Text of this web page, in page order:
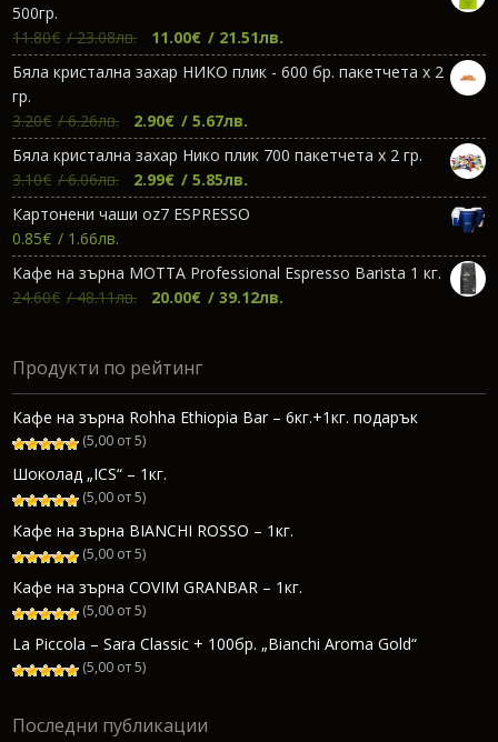
500гр.
11.80€ / 23.08лв.
Original
price
was:
11.00€ / 21.51лв.
цена
е:
Бяла кристална захар НИКО плик - 600 бр. пакетчета х 2
гр.
3.20€ / 6.26лв.
Original
price
was:
3.20€.
2.90€ / 5.67лв.
цена
е:
2.90€.
Бяла кристална захар Нико плик 700 пакетчета х 2 гр.
3.10€ / 6.06лв.
Original
price
was:
3.10€.
2.99€ / 5.85лв.
цена
е:
2.99€.
Картонени чаши oz7 ESPRESSO
0.85€ / 1.66лв.
Кафе на зърна МОТТА Professional Espresso Barista 1 кг.
24.60€ / 48.11лв.
Original
24.60€.
20.00€ / 39.12лв.
Продукти по рейтинг
Кафе на зърна Rohha Ethiopia Bar – 6кг.+1кг. подарък
(5,00 от 5)
Шоколад „ICS“ – 1кг.
(5,00 от 5)
Кафе на зърна BIANCHI ROSSO – 1кг.
(5,00 от 5)
Кафе на зърна COVIM GRANBAR – 1кг.
(5,00 от 5)
La Piccola – Sara Classic + 100бр. „Bianchi Aroma Gold“
(5,00 от 5)
Последни публикации